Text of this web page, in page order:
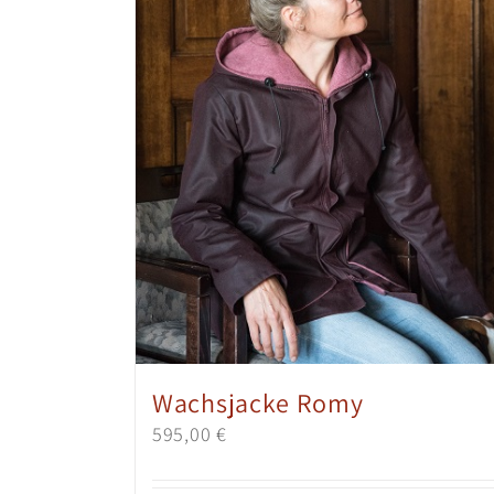
Wachsjacke Romy
595,00 €